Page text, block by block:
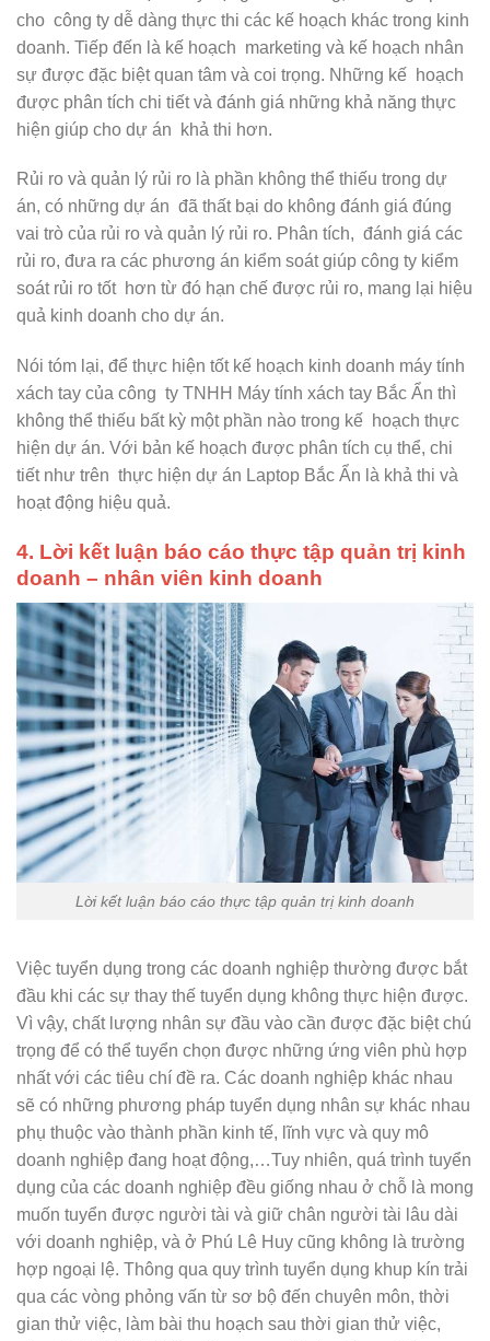
cho công ty dễ dàng thực thi các kế hoạch khác trong kinh
doanh. Tiếp đến là kế hoạch marketing và kế hoạch nhân
sự được đặc biệt quan tâm và coi trọng. Những kế hoạch
được phân tích chi tiết và đánh giá những khả năng thực
hiện giúp cho dự án khả thi hơn.
Rủi ro và quản lý rủi ro là phần không thể thiếu trong dự
án, có những dự án đã thất bại do không đánh giá đúng
vai trò của rủi ro và quản lý rủi ro. Phân tích, đánh giá các
rủi ro, đưa ra các phương án kiểm soát giúp công ty kiểm
soát rủi ro tốt hơn từ đó hạn chế được rủi ro, mang lại hiệu
quả kinh doanh cho dự án.
Nói tóm lại, để thực hiện tốt kế hoạch kinh doanh máy tính
xách tay của công ty TNHH Máy tính xách tay Bắc Ẩn thì
không thể thiếu bất kỳ một phần nào trong kế hoạch thực
hiện dự án. Với bản kế hoạch được phân tích cụ thể, chi
tiết như trên thực hiện dự án Laptop Bắc Ẩn là khả thi và
hoạt động hiệu quả.
4. Lời kết luận báo cáo thực tập quản trị kinh
doanh – nhân viên kinh doanh
Lời kết luận báo cáo thực tập quản trị kinh doanh
Việc tuyển dụng trong các doanh nghiệp thường được bắt
đầu khi các sự thay thế tuyển dụng không thực hiện được.
Vì vậy, chất lượng nhân sự đầu vào cần được đặc biệt chú
trọng để có thể tuyển chọn được những ứng viên phù hợp
nhất với các tiêu chí đề ra. Các doanh nghiệp khác nhau
sẽ có những phương pháp tuyển dụng nhân sự khác nhau
phụ thuộc vào thành phần kinh tế, lĩnh vực và quy mô
doanh nghiệp đang hoạt động,…Tuy nhiên, quá trình tuyển
dụng của các doanh nghiệp đều giống nhau ở chỗ là mong
muốn tuyển được người tài và giữ chân người tài lâu dài
với doanh nghiệp, và ở Phú Lê Huy cũng không là trường
hợp ngoại lệ. Thông qua quy trình tuyển dụng khup kín trải
qua các vòng phỏng vấn từ sơ bộ đến chuyên môn, thời
gian thử việc, làm bài thu hoạch sau thời gian thử việc,